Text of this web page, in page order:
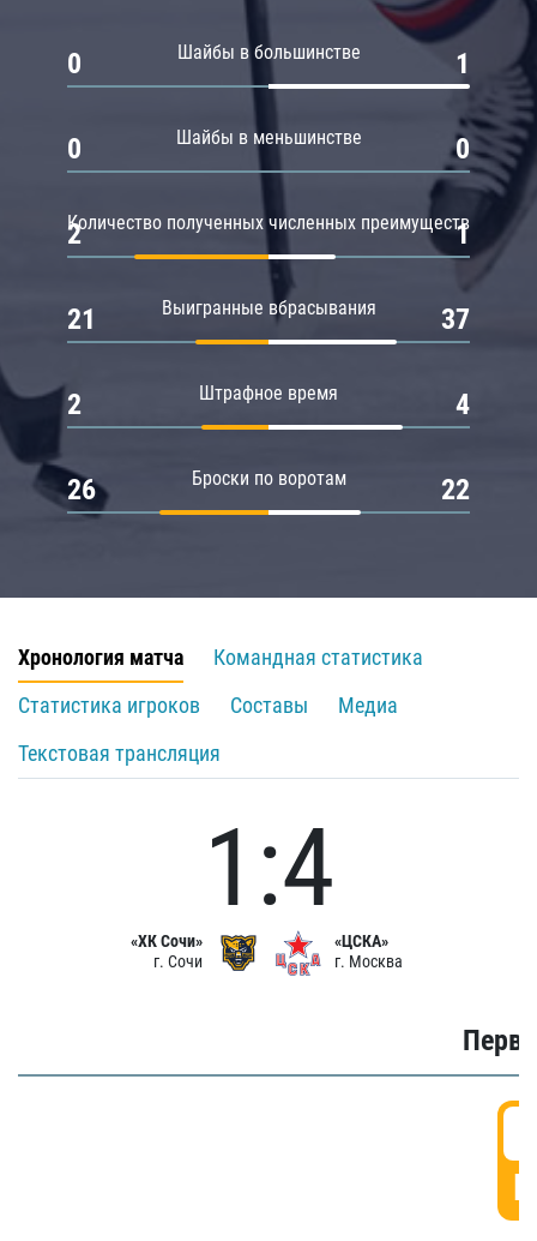
Шайбы в большинстве
0 1
Шайбы в меньшинстве
0 0
Количество полученных численных преимуществ
2 1
Выигранные вбрасывания
21 37
Штрафное время
2 4
Броски по воротам
26 22
Хронология матча
Командная статистика
Статистика игроков
Составы
Медиа
Текстовая трансляция
«ХК Сочи»
г. Сочи
1:4
«ЦСКА»
г. Москва